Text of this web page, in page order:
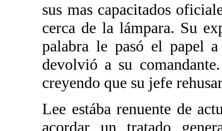
sus mas capacitados
cerca de la lámpara. Su
palabra le pasó el papel
devolvió a su
creyendo que su jefe
Lee estába renuente de
acordar un tratado